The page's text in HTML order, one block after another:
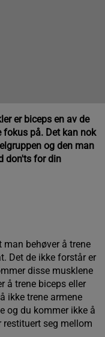
er biceps en av de
fokus på. Det kan nok
og den man
don'ts for din
man behøver å trene
Det de ikke forstår er
disse musklene
å trene biceps eller
ikke trene armene
og du kommer ikke å
restituert seg mellom